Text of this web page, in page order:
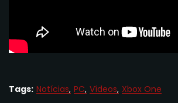
Tags: Notícias PC Vídeos Xbox One